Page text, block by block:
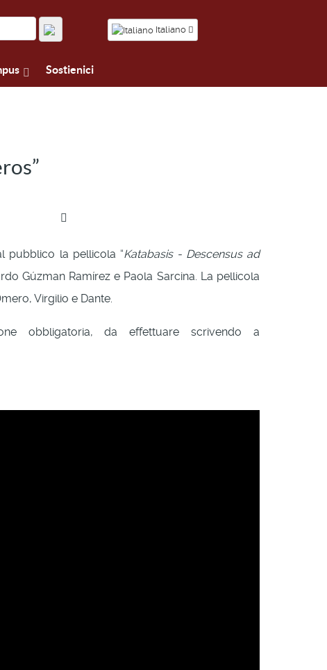
Italiano
Sostienici
pubblico la pellicola “Katabasis - Descensus ad
Gúzman Ramírez e Paola Sarcina. La pellicola
Virgilio e Dante.
obbligatoria, da effettuare scrivendo a